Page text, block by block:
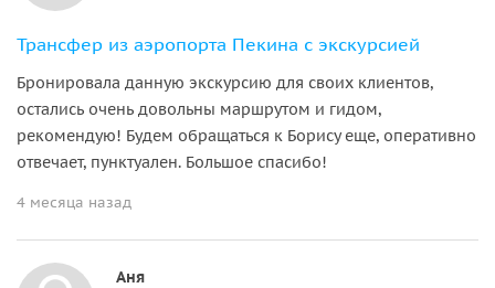
Трансфер из аэропорта Пекина с экскурсией
Бронировала данную экскурсию для своих клиентов,
остались очень довольны маршрутом и гидом,
рекомендую! Будем обращаться к Борису еще, оперативно
отвечает, пунктуален. Большое спасибо!
4 месяца назад
Аня